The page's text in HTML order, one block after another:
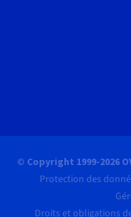
© Copyright 1999-2026
Protection des
Droits et obligations